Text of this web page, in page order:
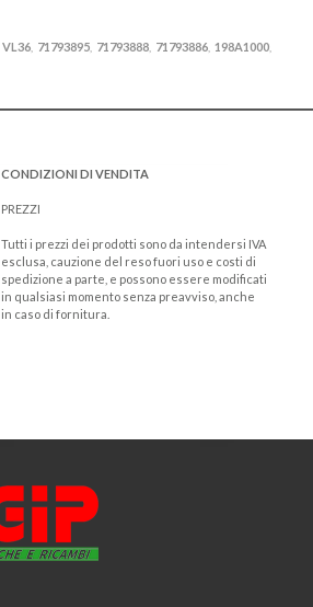
VL36 71793895 71793888 71793886 198A1000
CONDIZIONI DI VENDITA
PREZZI
Tutti i prezzi dei prodotti sono da intendersi IVA
esclusa, cauzione del reso fuori uso e costi di
spedizione a parte, e possono essere modificati
in qualsiasi momento senza preavviso, anche
in caso di fornitura.